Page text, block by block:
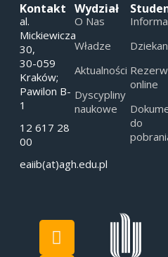
Kontakt
al.
Mickiewicza
30,
30-059
Kraków;
Pawilon B-
1
12 617 28
00
eaiib(at)agh.edu.pl
Wydział
O Nas
Władze
Aktualności
Dyscypliny
naukowe
online
do